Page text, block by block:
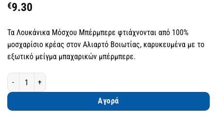
€9.30
Τα Λουκάνικα Μόσχου Μπέρμπερε φτιάχνονται από 100%
μοσχαρίσιο κρέας στον Αλιαρτό Βοιωτίας, καρυκευμένα με το
εξωτικό μείγμα μπαχαρικών μπέρμπερε.
Λουκάνικα Μόσχου Μπέρμπερε ποσότητα
Αγορά